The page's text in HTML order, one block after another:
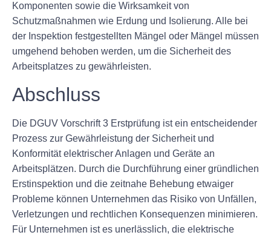
Komponenten sowie die Wirksamkeit von
Schutzmaßnahmen wie Erdung und Isolierung. Alle bei
der Inspektion festgestellten Mängel oder Mängel müssen
umgehend behoben werden, um die Sicherheit des
Arbeitsplatzes zu gewährleisten.
Abschluss
Die DGUV Vorschrift 3 Erstprüfung ist ein entscheidender
Prozess zur Gewährleistung der Sicherheit und
Konformität elektrischer Anlagen und Geräte an
Arbeitsplätzen. Durch die Durchführung einer gründlichen
Erstinspektion und die zeitnahe Behebung etwaiger
Probleme können Unternehmen das Risiko von Unfällen,
Verletzungen und rechtlichen Konsequenzen minimieren.
Für Unternehmen ist es unerlässlich, die elektrische